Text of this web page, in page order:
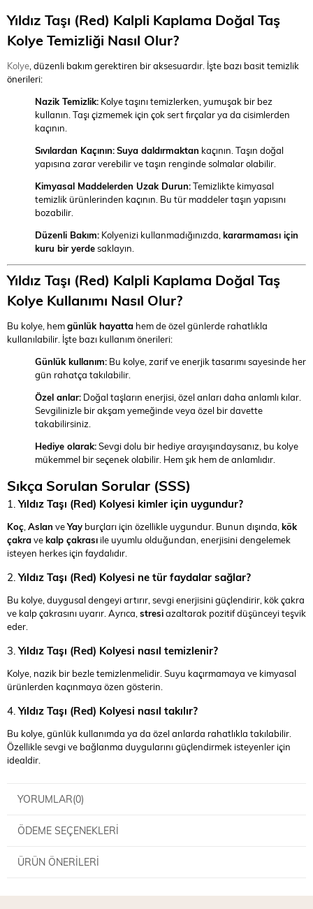
Yıldız Taşı (Red) Kalpli Kaplama Doğal Taş
Kolye Temizliği Nasıl Olur?
Kolye , düzenli bakım gerektiren bir aksesuardır. İşte bazı basit temizlik
önerileri:
Nazik Temizlik: Kolye taşını temizlerken, yumuşak bir bez
kullanın. Taşı çizmemek için çok sert fırçalar ya da cisimlerden
kaçının.
Sıvılardan Kaçının:Suya daldırmaktan kaçının. Taşın doğal
yapısına zarar verebilir ve taşın renginde solmalar olabilir.
Kimyasal Maddelerden Uzak Durun:Temizlikte kimyasal
temizlik ürünlerinden kaçının. Bu tür maddeler taşın yapısını
bozabilir.
Düzenli Bakım: Kolyenizi kullanmadığınızda, kararmaması için
kuru bir yerdesaklayın.
Yıldız Taşı (Red) Kalpli Kaplama Doğal Taş
Kolye Kullanımı Nasıl Olur?
Bu kolye, hemgünlük hayatta hem de özel günlerde rahatlıkla
kullanılabilir. İşte bazı kullanım önerileri:
Günlük kullanım: Bu kolye, zarif ve enerjik tasarımı sayesinde her
gün rahatça takılabilir.
Özel anlar: Doğal taşların enerjisi, özel anları daha anlamlı kılar.
Sevgilinizle bir akşam yemeğinde veya özel bir davette
takabilirsiniz.
Hediye olarak:Sevgi dolu bir hediye arayışındaysanız, bu kolye
mükemmel bir seçenek olabilir. Hem şık hem de anlamlıdır.
Sıkça Sorulan Sorular (SSS)
1.Yıldız Taşı (Red) Kolyesi kimler için uygundur?
Koç,Aslan veYay burçları için özellikle uygundur. Bunun dışında,kök
çakravekalp çakrası ile uyumlu olduğundan, enerjisini dengelemek
isteyen herkes için faydalıdır.
2.Yıldız Taşı (Red) Kolyesi ne tür faydalar sağlar?
Bu kolye, duygusal dengeyi artırır, sevgi enerjisini güçlendirir, kök çakra
ve kalp çakrasını uyarır. Ayrıca,stresiazaltarak pozitif düşünceyi teşvik
eder.
3.Yıldız Taşı (Red) Kolyesi nasıl temizlenir?
Kolye, nazik bir bezle temizlenmelidir. Suyu kaçırmamaya ve kimyasal
ürünlerden kaçınmaya özen gösterin.
4.Yıldız Taşı (Red) Kolyesi nasıl takılır?
Bu kolye, günlük kullanımda ya da özel anlarda rahatlıkla takılabilir.
Özellikle sevgi ve bağlanma duygularını güçlendirmek isteyenler için
idealdir.
YORUMLAR(0)
ÖDEME SEÇENEKLERI
ÜRÜN ÖNERILERI